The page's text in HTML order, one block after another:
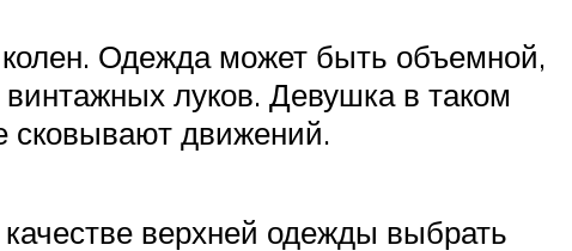
Одежда может быть объемной,
луков. Девушка в таком
сковывают движений.
верхней одежды выбрать